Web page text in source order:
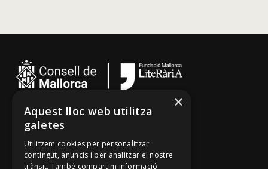
Cançoner
Tradicionari
Arxiu Oral
×
Aquest lloc web utilitza
galetes
Utilitzem cookies per personalitzar
contingut, anuncis i per analitzar el nostre
trànsit. També compartim informació